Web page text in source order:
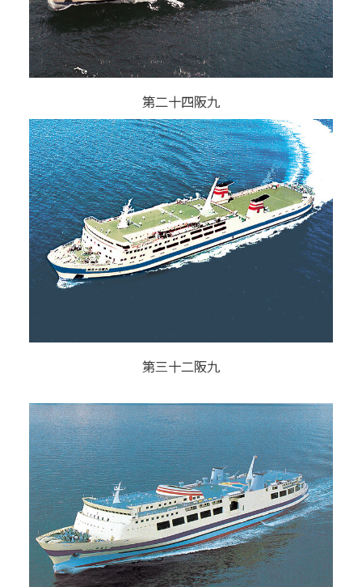
第二十四阪九
第三十二阪九